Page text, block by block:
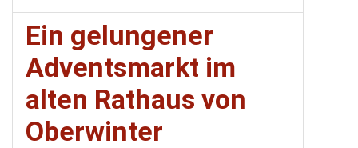
Ein gelungener
Adventsmarkt im
alten Rathaus von
Oberwinter